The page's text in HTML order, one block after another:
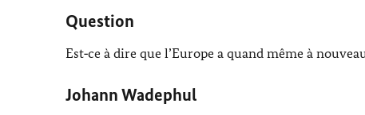
Question
Est‑ce à dire que l’Europe a quand même à
Johann Wadephul